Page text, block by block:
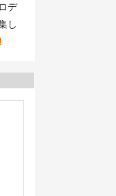
デ
し